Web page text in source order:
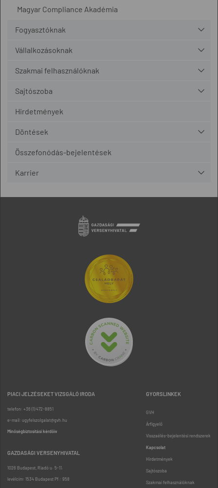
Magyar Compliance Akadémia
Fogyasztóknak
Vállalkozásoknak
Szakmai felhasználóknak
Sajtószoba
Hirdetmények
Döntések
Összefonódás-bejelentések
Karrier
PIACI JELZÉSEKET VIZSGÁLÓ IRODA
telefon: +36 (1) 472-8851
e-mail: ugyfelszolgalat@gvh.hu
Minőségbiztosítási kérdőív
GAZDASÁGI VERSENYHIVATAL
1026 Budapest, Riadó u. 5-11.
levélcím: 1534 Budapest Pf.: 958
GYORSLINKEK
GVH
Árfigyelő
Visszaélés-bejelentési rendszerek
Kapcsolat
Hirdetmények
Sajtószoba
Szakmai felhasználóknak